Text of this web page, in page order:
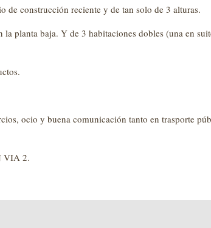
de construcción reciente y de tan solo de 3 alturas.
planta baja. Y de 3 habitaciones dobles (una en
ocio y buena comunicación tanto en trasporte
VIA 2.